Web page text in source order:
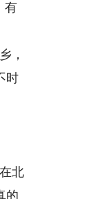
有
，
时
北
的